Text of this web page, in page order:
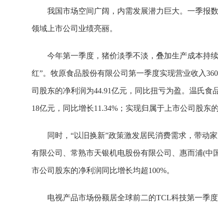
我国市场空间广阔，内需发展潜力巨大。一季报
领域上市公司业绩亮丽。
今年第一季度，猪价淡季不淡，叠加生产成本持
红”。牧原食品股份有限公司第一季度实现营业收入
司股东的净利润为44.91亿元，同比扭亏为盈。温氏食
18亿元，同比增长11.34%；实现归属于上市公司股东
同时，“以旧换新”政策激发居民消费需求，带动
有限公司、常熟市天银机电股份有限公司、惠而浦(
市公司股东的净利润同比增长均超100%。
电视产品市场份额居全球前二的TCL科技第一季